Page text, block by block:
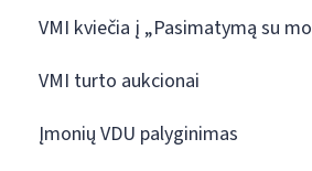
VMI kviečia į „Pasimatymą su
VMI turto aukcionai
Įmonių VDU palyginimas